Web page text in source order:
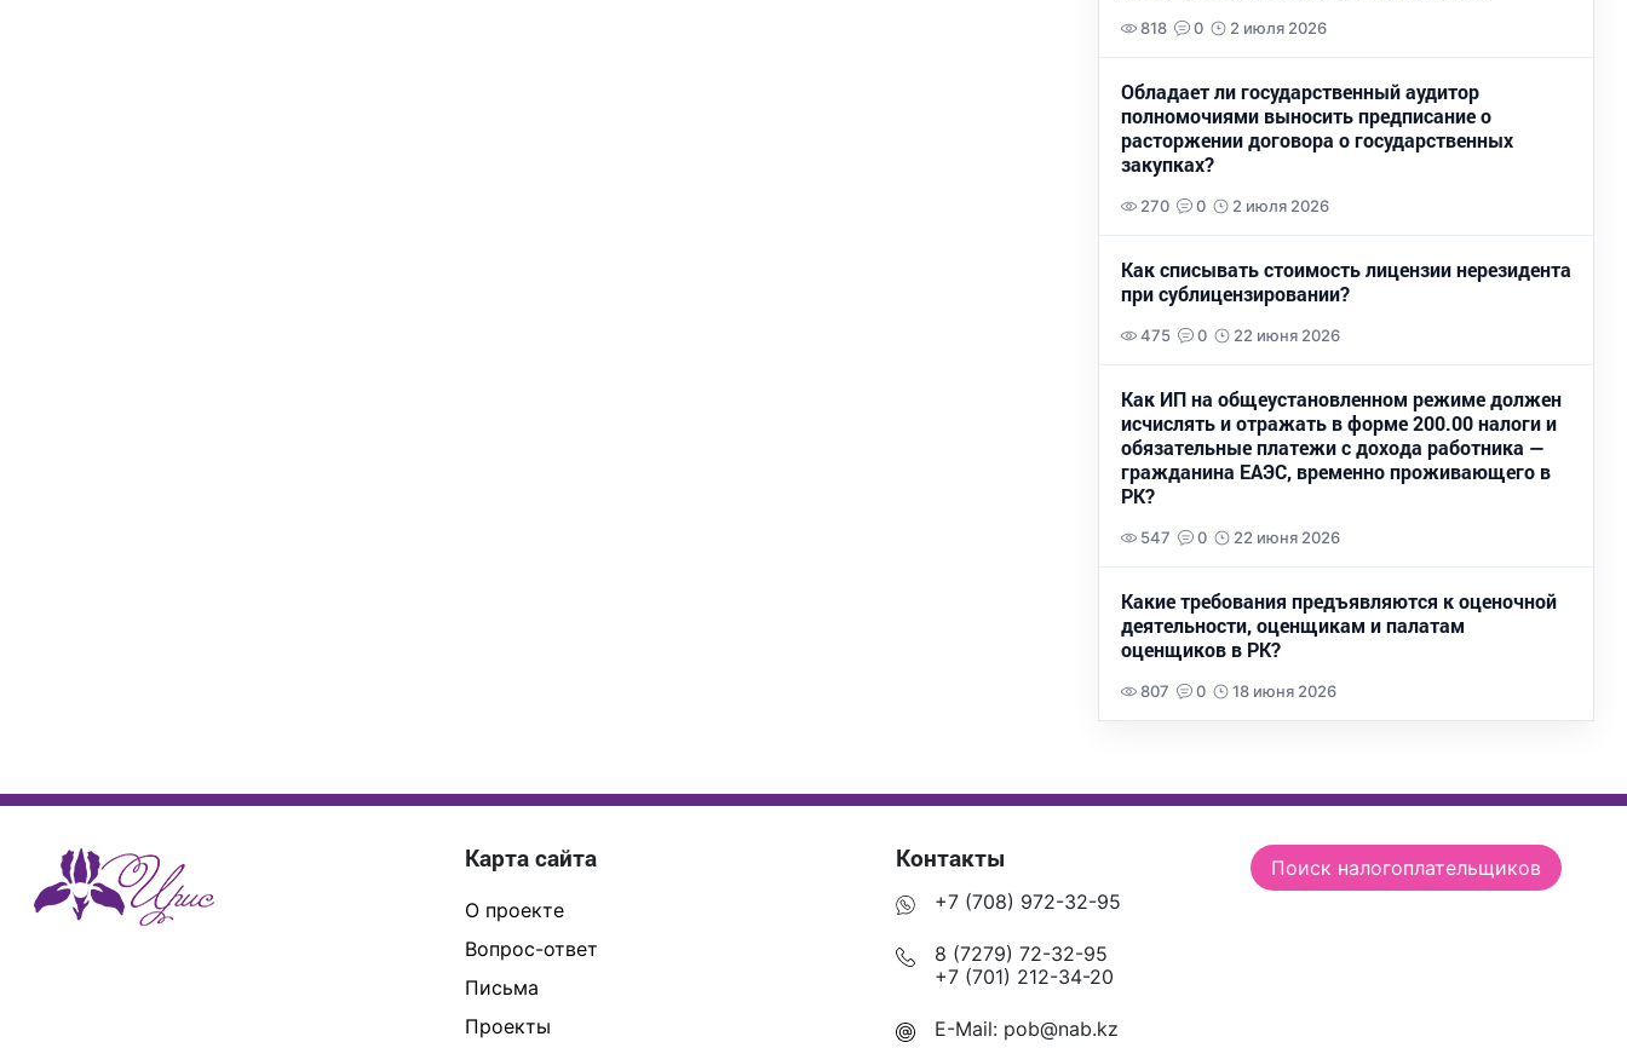
818 0 2 июля 2026
Обладает ли государственный аудитор
полномочиями выносить предписание о
расторжении договора о государственных
закупках?
270 0 2 июля 2026
Как списывать стоимость лицензии нерезидента
при сублицензировании?
475 0 22 июня 2026
Как ИП на общеустановленном режиме должен
исчислять и отражать в форме 200.00 налоги и
обязательные платежи с дохода работника —
гражданина ЕАЭС, временно проживающего в
РК?
547 0 22 июня 2026
Какие требования предъявляются к оценочной
деятельности, оценщикам и палатам
оценщиков в РК?
807 0 18 июня 2026
Карта сайта
О проекте
Вопрос-ответ
Письма
Проекты
Контакты
+7 (708) 972-32-95
8 (7279) 72-32-95
+7 (701) 212-34-20
E-Mail: pob@nab.kz
Поиск налогоплательщиков